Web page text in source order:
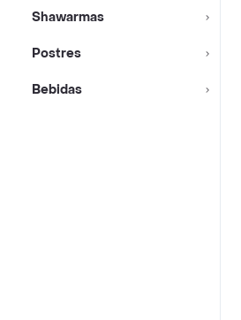
Shawarmas
Postres
Bebidas